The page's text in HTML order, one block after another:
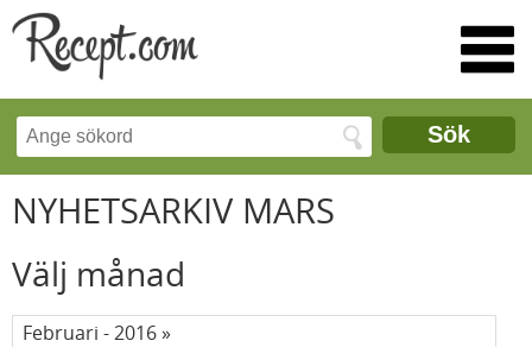
Sök
NYHETSARKIV MARS
Välj månad
Februari - 2016